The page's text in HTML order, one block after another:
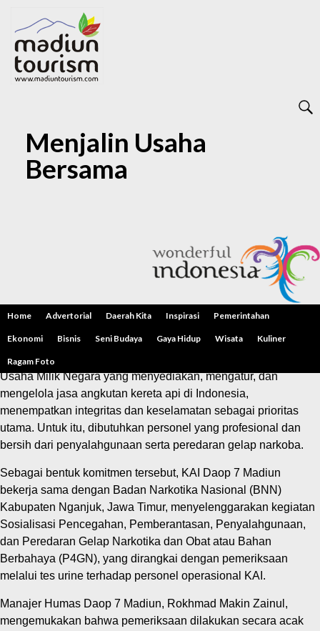
Menjalin Usaha
Bersama
Home Advertorial Daerah Kita Inspirasi Pemerintahan
Ekonomi Bisnis Seni Budaya Gaya Hidup Wisata Kuliner
Ragam Foto
KAI Daop 7 Madiun
Penyalahgunaan
Narkoba
MADIUN – PT Kereta Api Indonesia (Persero) sebagai Badan
Usaha Milik Negara yang menyediakan, mengatur, dan
mengelola jasa angkutan kereta api di Indonesia,
menempatkan integritas dan keselamatan sebagai prioritas
utama. Untuk itu, dibutuhkan personel yang profesional dan
bersih dari penyalahgunaan serta peredaran gelap narkoba.
Sebagai bentuk komitmen tersebut, KAI Daop 7 Madiun
bekerja sama dengan Badan Narkotika Nasional (BNN)
Kabupaten Nganjuk, Jawa Timur, menyelenggarakan kegiatan
Sosialisasi Pencegahan, Pemberantasan, Penyalahgunaan,
dan Peredaran Gelap Narkotika dan Obat atau Bahan
Berbahaya (P4GN), yang dirangkai dengan pemeriksaan
melalui tes urine terhadap personel operasional KAI.
Manajer Humas Daop 7 Madiun, Rokhmad Makin Zainul,
mengemukakan bahwa pemeriksaan dilakukan secara acak